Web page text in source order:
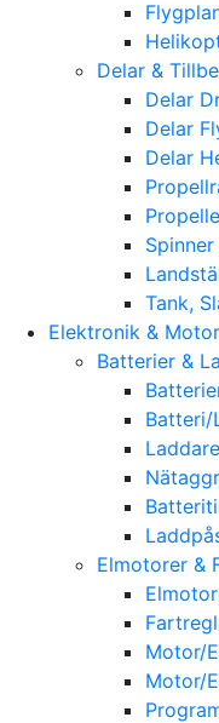
Delar &
Delar
Delar
Delar
Tank,
Elektronik & Motor
Batterier &
Batteri/
Laddare
Elmotorer &
Motor/
Motor/